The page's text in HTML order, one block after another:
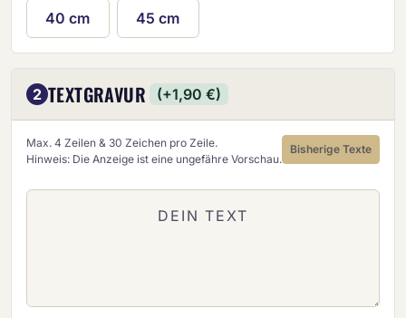
40 cm 45 cm
2 TEXTGRAVUR (+1,90 €)
Max. 4 Zeilen & 30 Zeichen pro Zeile.
Hinweis: Die Anzeige ist eine ungefähre Vorschau.
Bisherige Texte